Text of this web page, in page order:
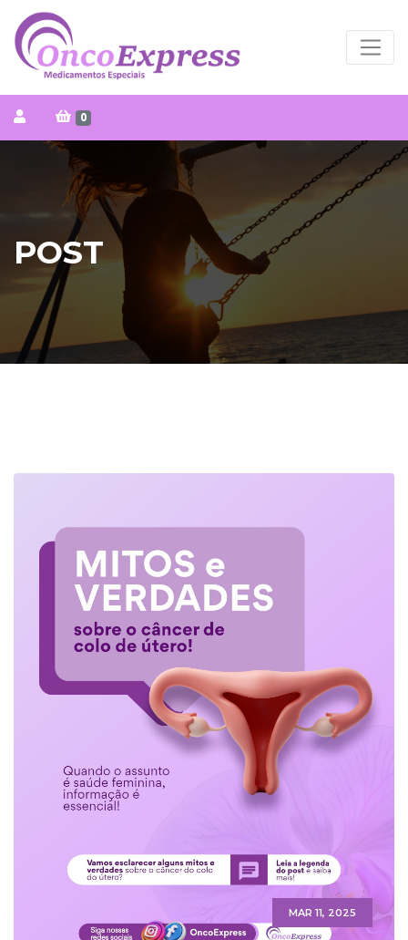
0
POST
MAR 11, 2025